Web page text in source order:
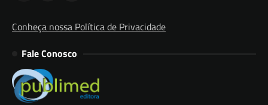
Conheça nossa Política de Privacidade
Fale Conosco